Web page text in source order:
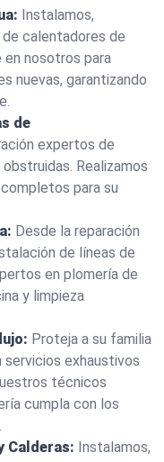
Instalamos,
calentadores de
en nosotros para
nuevas, garantizando
de
expertos de
Realizamos
para su
Desde la reparación
de líneas de
en plomería de
y limpieza
Proteja a su familia
servicios exhaustivos
técnicos
cumpla con los
Calderas: Instalamos,